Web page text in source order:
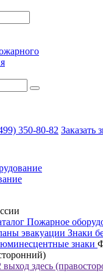
350-80-82 Заказать
Пожарное
эвакуации Знаки
знаки